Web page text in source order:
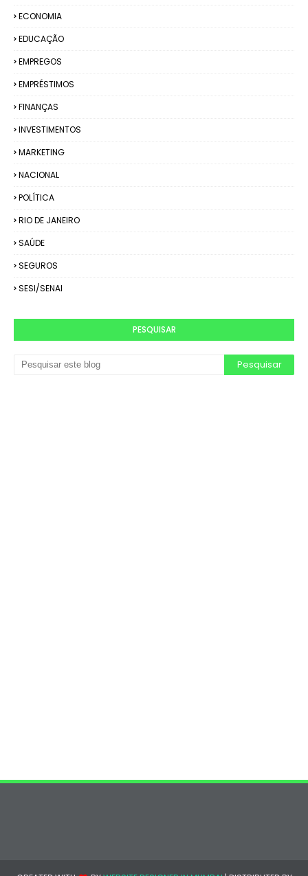
ECONOMIA
EDUCAÇÃO
EMPREGOS
EMPRÉSTIMOS
FINANÇAS
INVESTIMENTOS
MARKETING
NACIONAL
POLÍTICA
RIO DE JANEIRO
SAÚDE
SEGUROS
SESI/SENAI
PESQUISAR